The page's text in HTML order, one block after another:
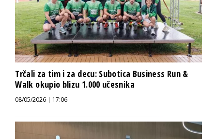
Trčali za tim i za decu: Subotica Business Run &
Walk okupio blizu 1.000 učesnika
08/05/2026 | 17:06